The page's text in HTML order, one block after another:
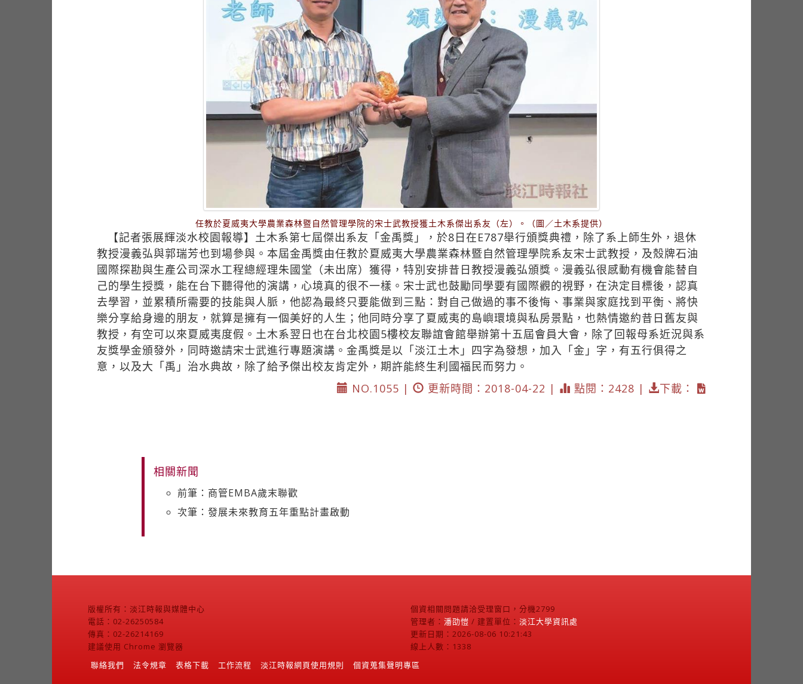
任教於夏威夷大學農業森林暨自然管理學院的宋士武教授獲土木系傑出系友（左）。（圖／土木系提供）
【記者張展輝淡水校園報導】土木系第七屆傑出系友「金禹獎」，於8日在E787舉行頒獎典禮，除了系上師生外，退休
教授漫義弘與郭瑞芳也到場參與。本屆金禹獎由任教於夏威夷大學農業森林暨自然管理學院系友宋士武教授，及殼牌石油
國際探勘與生產公司深水工程總經理朱國堂（未出席）獲得，特別安排昔日教授漫義弘頒獎。漫義弘很感動有機會能替自
己的學生授獎，能在台下聽得他的演講，心境真的很不一樣。宋士武也鼓勵同學要有國際觀的視野，在決定目標後，認真
去學習，並累積所需要的技能與人脈，他認為最終只要能做到三點：對自己做過的事不後悔、事業與家庭找到平衡、將快
樂分享給身邊的朋友，就算是擁有一個美好的人生；他同時分享了夏威夷的島嶼環境與私房景點，也熱情邀約昔日舊友與
教授，有空可以來夏威夷度假。土木系翌日也在台北校園5樓校友聯誼會館舉辦第十五屆會員大會，除了回報母系近況與系
友獎學金頒發外，同時邀請宋士武進行專題演講。金禹獎是以「淡江土木」四字為發想，加入「金」字，有五行俱得之
意，以及大「禹」治水典故，除了給予傑出校友肯定外，期許能終生利國福民而努力。
NO.1055 |
更新時間：2018-04-22 | 點閱：2428 | 下載：
相關新聞
前筆：商管EMBA歲末聯歡
次筆：發展未來教育五年重點計畫啟動
版權所有：淡江時報與媒體中心
電話：02-26250584
傳真：02-26214169
建議使用 Chrome 瀏覽器
個資相關問題請洽受理窗口，分機2799
管理者： 潘劭愷 / 建置單位： 淡江大學資訊處
更新日期：2026-08-06 10:21:43
線上人數：1338
聯絡我們
法令規章 表格下載 工作流程 淡江時報網頁使用規則 個資蒐集聲明專區